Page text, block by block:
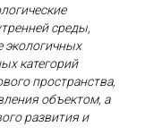
среды,
экологичных
категорий
пространства,
объектом, а
развития и